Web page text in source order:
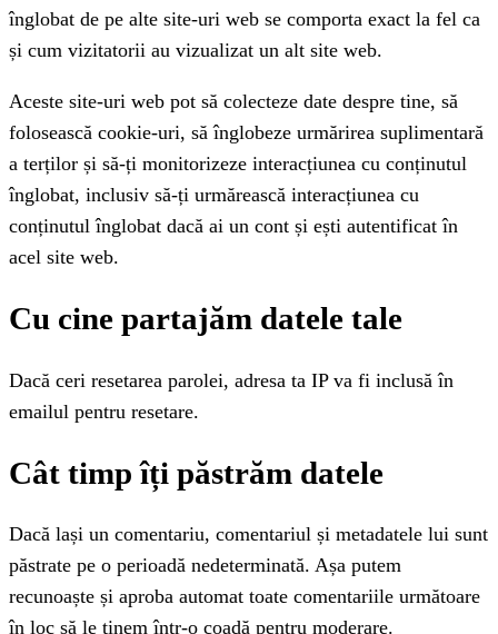
înglobat de pe alte site-uri web se comporta exact la fel ca
și cum vizitatorii au vizualizat un alt site web.
Aceste site-uri web pot să colecteze date despre tine, să
folosească cookie-uri, să înglobeze urmărirea suplimentară
a terților și să-ți monitorizeze interacțiunea cu conținutul
înglobat, inclusiv să-ți urmărească interacțiunea cu
conținutul înglobat dacă ai un cont și ești autentificat în
acel site web.
Cu cine partajăm datele tale
Dacă ceri resetarea parolei, adresa ta IP va fi inclusă în
emailul pentru resetare.
Cât timp îți păstrăm datele
Dacă lași un comentariu, comentariul și metadatele lui sunt
păstrate pe o perioadă nedeterminată. Așa putem
recunoaște și aproba automat toate comentariile următoare
în loc să le ținem într-o coadă pentru moderare.